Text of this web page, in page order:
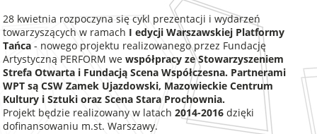
28 kwietnia rozpoczyna się cykl prezentacji i wydarzeń
towarzyszących w ramach I edycji Warszawskiej Platformy
Tańca - nowego projektu realizowanego przez Fundację
Artystyczną PERFORM wewspółpracy ze Stowarzyszeniem
Strefa Otwarta i Fundacją Scena Współczesna. Partnerami
WPT są CSW Zamek Ujazdowski, Mazowieckie Centrum
Kultury i Sztuki oraz Scena Stara Prochownia.
Projekt będzie realizowany w latach2014-2016 dzięki
dofinansowaniu m.st. Warszawy.